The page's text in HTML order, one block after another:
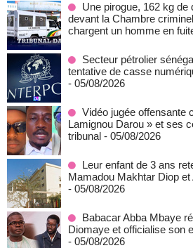
Une pirogue, 162 kg
devant la Chambre
chargent un homme en
Secteur pétrolier
tentative de casse
- 05/08/2026
Vidéo jugée offensante
Lamignou Darou » et ses
tribunal - 05/08/2026
Leur enfant de 3 ans
Mamadou Makhtar Diop
- 05/08/2026
Babacar Abba Mbaye
Diomaye et officialise son
- 05/08/2026